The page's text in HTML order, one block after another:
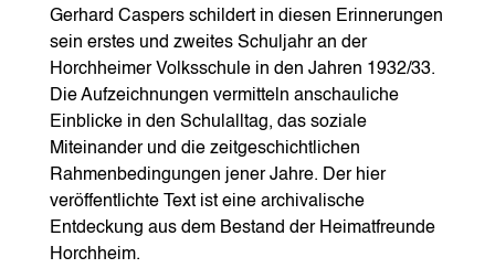
Gerhard Caspers schildert in diesen Erinnerungen
sein erstes und zweites Schuljahr an der
Horchheimer Volksschule in den Jahren 1932/33.
Die Aufzeichnungen vermitteln anschauliche
Einblicke in den Schulalltag, das soziale
Miteinander und die zeitgeschichtlichen
Rahmenbedingungen jener Jahre. Der hier
veröffentlichte Text ist eine archivalische
Entdeckung aus dem Bestand der Heimatfreunde
Horchheim.